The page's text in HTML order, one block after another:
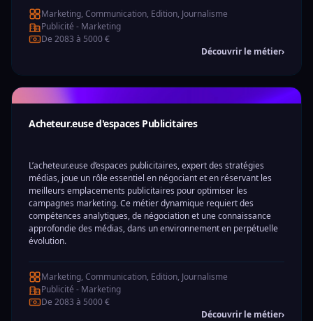
Marketing, Communication, Edition, Journalisme
Publicité - Marketing
De 2083 à 5000 €
Découvrir le métier›
Acheteur.euse d'espaces Publicitaires
L’acheteur.euse d’espaces publicitaires, expert des stratégies
médias, joue un rôle essentiel en négociant et en réservant les
meilleurs emplacements publicitaires pour optimiser les
campagnes marketing. Ce métier dynamique requiert des
compétences analytiques, de négociation et une connaissance
approfondie des médias, dans un environnement en perpétuelle
évolution.
Marketing, Communication, Edition, Journalisme
Publicité - Marketing
De 2083 à 5000 €
Découvrir le métier›